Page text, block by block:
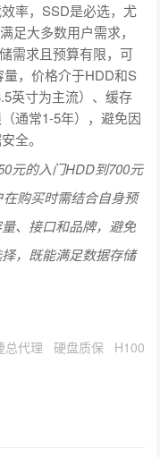
率，SSD是必选，尤
足大多数用户需求，
需求且预算有限，可
，价格介于HDD和S
英寸为主流）、缓存
通常1-5年），避免因
全。
元的入门HDD到700元
购买时需结合自身预
、接口和品牌，避免
，既能满足数据存储
总代理 硬盘质保 H100